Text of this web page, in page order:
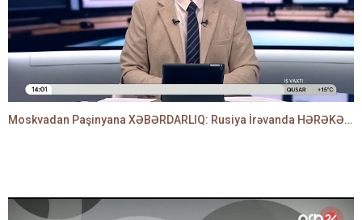
Moskvadan Paşinyana XƏBƏRDARLIQ: Rusiya İrəvanda HƏRƏKƏTƏ KEÇDİ - TAMİLLA QULAMİ danışır